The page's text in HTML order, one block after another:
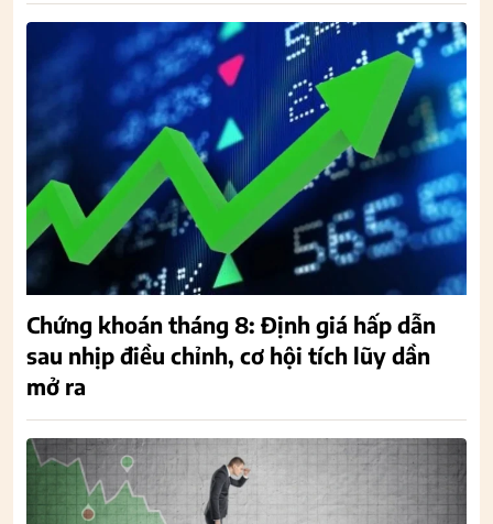
Chứng khoán tháng 8: Định giá hấp dẫn
sau nhịp điều chỉnh, cơ hội tích lũy dần
mở ra